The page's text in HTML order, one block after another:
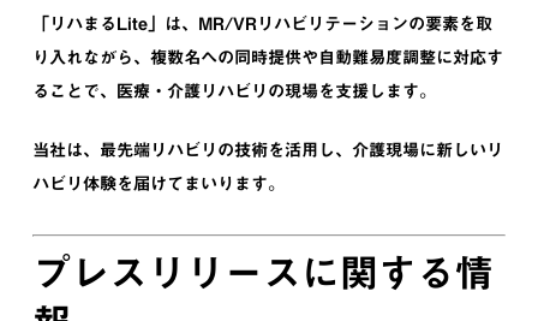
「リハまるLite」は、MR/VRリハビリテーションの要素を取
り入れながら、複数名への同時提供や自動難易度調整に対応す
ることで、医療・介護リハビリの現場を支援します。
当社は、最先端リハビリの技術を活用し、介護現場に新しいリ
ハビリ体験を届けてまいります。
プレスリリースに関する情